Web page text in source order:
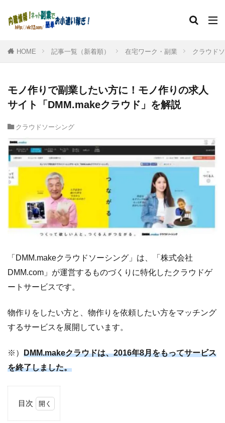
HOME 記事一覧（新着順） 在宅ワーク・副業 クラウド
モノ作りで副業したい方に！モノ作りの求人
サイト「DMM.makeクラウド」を解説
クラウドソーシング
「DMM.makeクラウドソーシング」は、「株式会社
DMM.com」が運営するものづくりに特化したクラウドゲ
ートサービスです。
物作りをしたい方と、物作りを依頼したい方をマッチング
するサービスを展開しています。
※） DMM.makeクラウドは、2016年8月をもってサービス
を終了しました。
目次
DMM.make